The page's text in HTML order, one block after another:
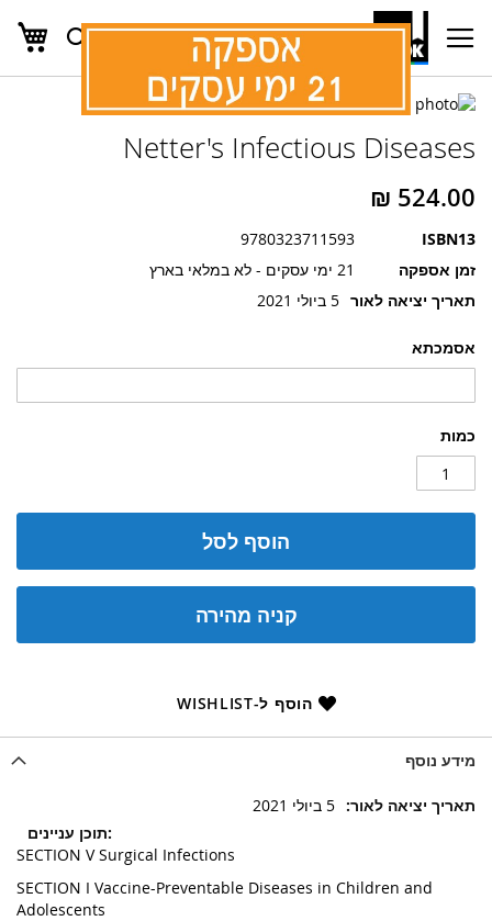
Skip
Content
חפש
אסמכתא
כמות
הוסף לסל
קניה מהירה
הוסף ל-WISHLIST
Netter's Infectious Diseases
ISBN13
9780323711593
זמן אספקה
21 ימי עסקים - לא במלאי בארץ
תאריך יציאה לאור 5 ביולי 2021
לדלג
של
תמונות
להתחלה
גלריית
תמונות
מידע נוסף
מידע
5 ביולי 2021
SECTION V Surgical Infections
SECTION I Vaccine-Preventable Diseases in Children and
Adolescents